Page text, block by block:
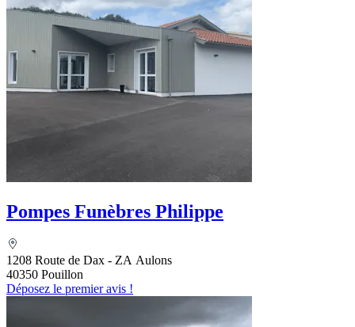
Pompes Funèbres Philippe
1208 Route de Dax - ZA Aulons
40350 Pouillon
Déposez le premier avis !